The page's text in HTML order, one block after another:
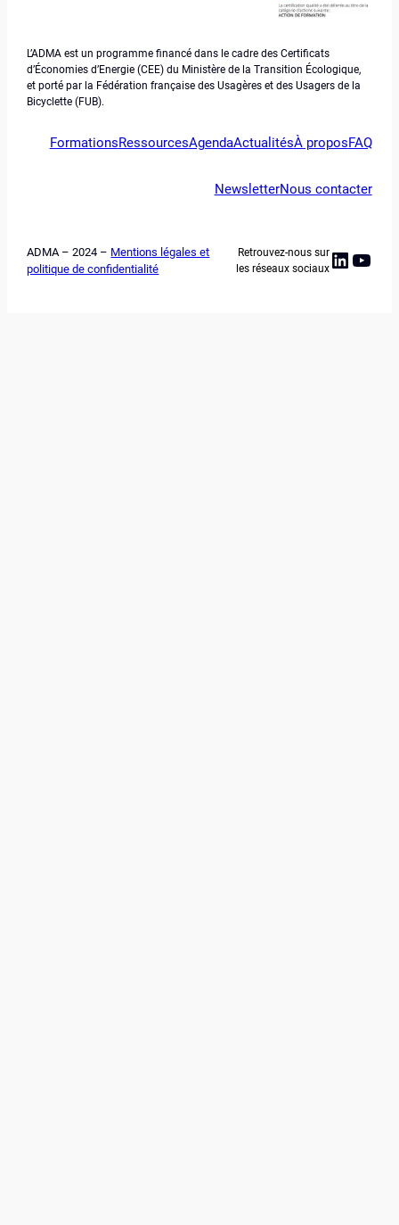
L’ADMA est un programme financé dans le cadre des Certificats
d’Économies d’Energie (CEE) du Ministère de la Transition Écologique,
et porté par la Fédération française des Usagères et des Usagers de la
Bicyclette (FUB).
FormationsRessourcesAgendaActualitésÀ proposFAQ
NewsletterNous contacter
ADMA – 2024 – Mentions légales et
politique de confidentialité
Retrouvez-nous sur
les réseaux sociaux